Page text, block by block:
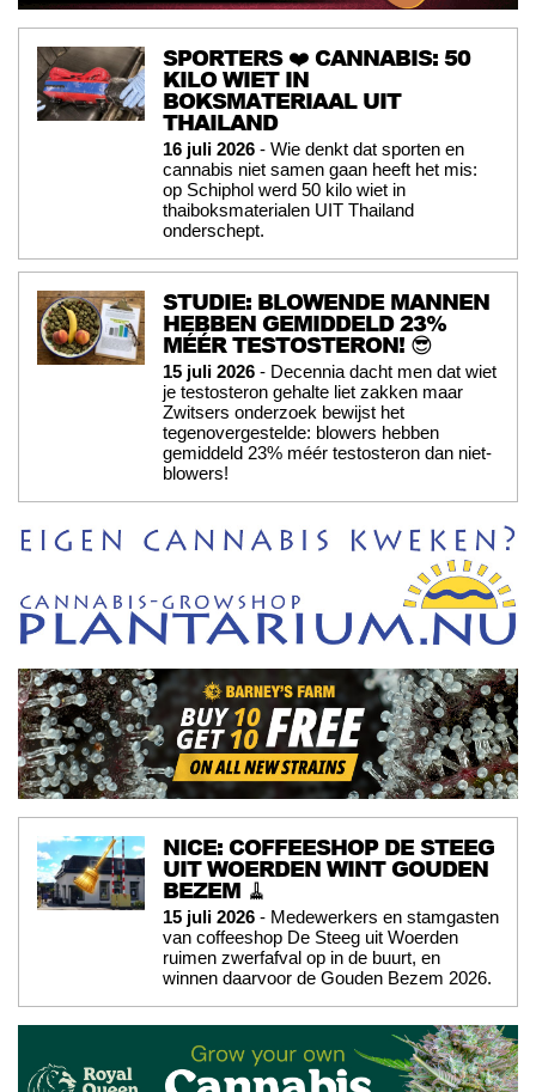
SPORTERS ❤️ CANNABIS: 50
KILO WIET IN
BOKSMATERIAAL UIT
THAILAND
16 juli 2026 - Wie denkt dat sporten en
cannabis niet samen gaan heeft het mis:
op Schiphol werd 50 kilo wiet in
thaiboksmaterialen UIT Thailand
onderschept.
STUDIE: BLOWENDE MANNEN
HEBBEN GEMIDDELD 23%
MÉÉR TESTOSTERON! 😎
15 juli 2026 - Decennia dacht men dat wiet
je testosteron gehalte liet zakken maar
Zwitsers onderzoek bewijst het
tegenovergestelde: blowers hebben
gemiddeld 23% méér testosteron dan niet-
blowers!
NICE: COFFEESHOP DE STEEG
UIT WOERDEN WINT GOUDEN
BEZEM 🧹
15 juli 2026 - Medewerkers en stamgasten
van coffeeshop De Steeg uit Woerden
ruimen zwerfafval op in de buurt, en
winnen daarvoor de Gouden Bezem 2026.